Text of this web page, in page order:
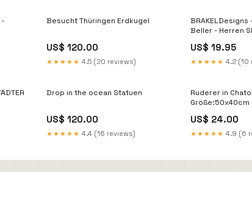
Besucht Thüringen Erdkugel
US$ 120.00
★★★★★ 4.5 (20 reviews)
Beller - Herren Shirt
US$ 19.95
★★★★★ 4.2 (10
Drop in the ocean Statuen
US$ 120.00
★★★★★ 4.4 (16 reviews)
Ruderer in
Größe:50x40cm
US$ 24.00
★★★★★ 4.9 (6